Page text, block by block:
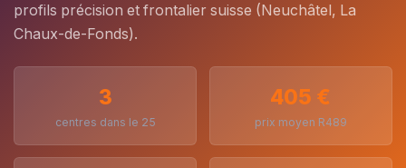
profils précision et frontalier suisse (Neuchâtel, La
Chaux-de-Fonds).
3
centres dans le 25
405 €
prix moyen R489